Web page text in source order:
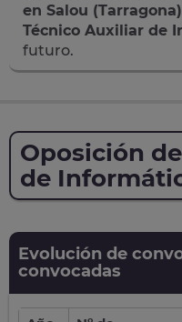
en Salou (Tarragona)
Técnico Auxiliar de
futuro.
Oposición
de
Evolución de
convocadas